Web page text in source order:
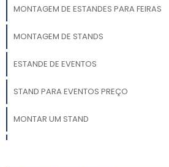
MONTAGEM DE ESTANDES PARA FEIRAS
MONTAGEM DE STANDS
ESTANDE DE EVENTOS
STAND PARA EVENTOS PREÇO
MONTAR UM STAND